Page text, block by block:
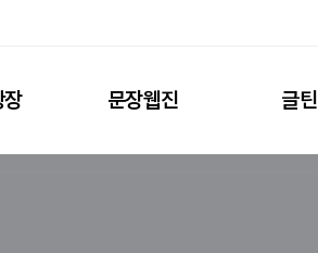
장 문장웹진 글틴